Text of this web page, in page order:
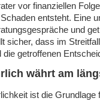
vor finanziellen
entsteht. Eine
und
sicher, dass im
die getroffenen
währt am
ist die Grundlage